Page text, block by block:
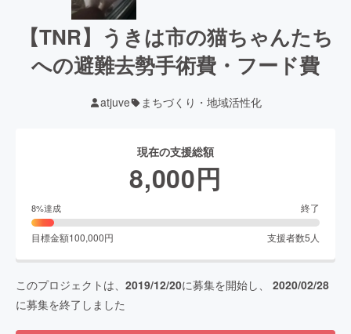
【TNR】うきは市の猫ちゃんたち
への避難去勢手術費・フード費
atjuve まちづくり・地域活性化
現在の支援総額
8,000円
8%達成 終了
目標金額100,000円 支援者数5 人
このプロジェクトは、 2019/12/20に募集を開始し、 2020/02/28
に募集を終了しました